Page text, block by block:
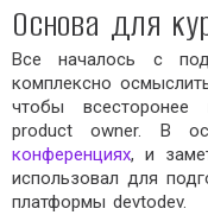
Основа для
Все началось с
комплексно
чтобы всесторонее
product owner. В
конференциях, и
использовал для
платформы devtodev.